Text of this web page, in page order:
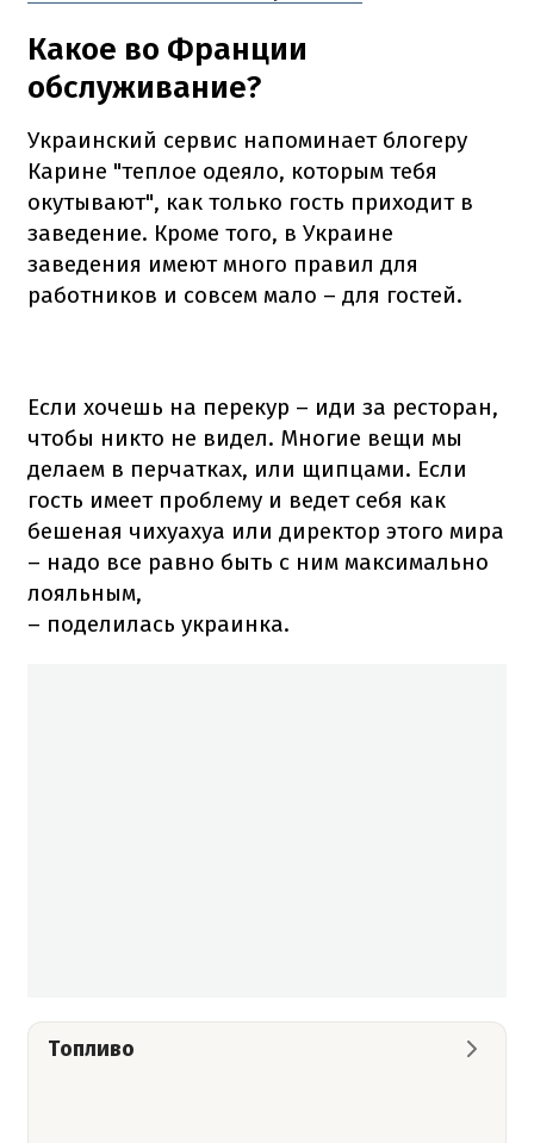
Какое во Франции
обслуживание?
Украинский сервис напоминает блогеру
Карине "теплое одеяло, которым тебя
окутывают", как только гость приходит в
заведение. Кроме того, в Украине
заведения имеют много правил для
работников и совсем мало – для гостей.
Если хочешь на перекур – иди за ресторан,
чтобы никто не видел. Многие вещи мы
делаем в перчатках, или щипцами. Если
гость имеет проблему и ведет себя как
бешеная чихуахуа или директор этого мира
– надо все равно быть с ним максимально
лояльным,
– поделилась украинка.
Топливо